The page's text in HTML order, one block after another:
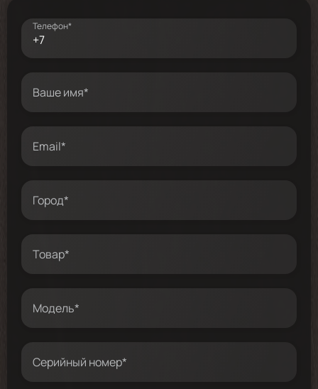
Телефон*
Ваше имя*
Email*
Город*
Товар*
Модель*
Серийный номер*